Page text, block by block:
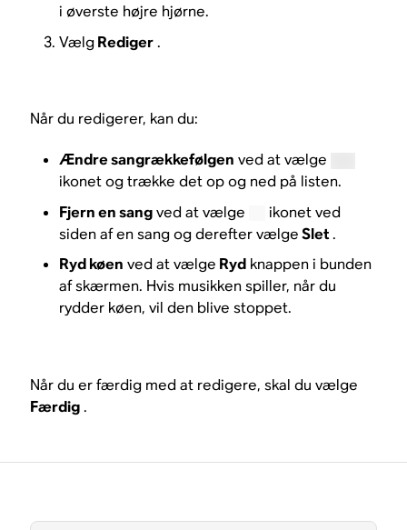
i øverste højre hjørne.
VælgRediger.
Når du redigerer, kan du:
Ændre sangrækkefølgen ved at vælge
ikonet og trække det op og ned på listen.
Fjern en sangved at vælge
ikonet ved
siden af en sang og derefter vælgeSlet.
Ryd køen ved at vælge Ryd knappen i bunden
af skærmen. Hvis musikken spiller, når du
rydder køen, vil den blive stoppet.
Når du er færdig med at redigere, skal du vælge
Færdig.